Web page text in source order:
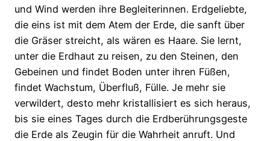
und Wind werden ihre Begleiterinnen. Erdgeliebte,
die eins ist mit dem Atem der Erde, die sanft über
die Gräser streicht, als wären es Haare. Sie lernt,
unter die Erdhaut zu reisen, zu den Steinen, den
Gebeinen und findet Boden unter ihren Füßen,
findet Wachstum, Überfluß, Fülle. Je mehr sie
verwildert, desto mehr kristallisiert es sich heraus,
bis sie eines Tages durch die Erdberührungsgeste
die Erde als Zeugin für die Wahrheit anruft. Und